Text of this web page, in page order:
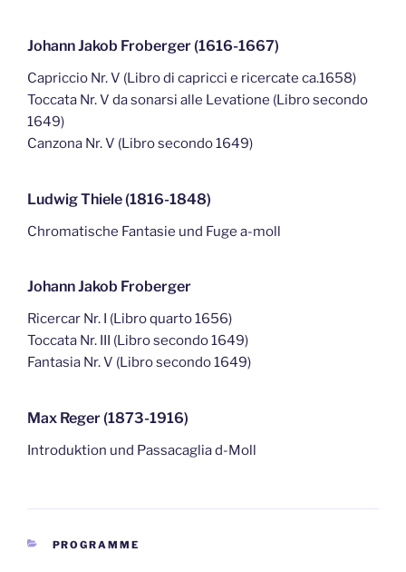
Johann Jakob Froberger (1616-1667)
Capriccio Nr. V (Libro di capricci e ricercate ca.1658)
Toccata Nr. V da sonarsi alle Levatione (Libro secondo
1649)
Canzona Nr. V (Libro secondo 1649)
Ludwig Thiele (1816-1848)
Chromatische Fantasie und Fuge a-moll
Johann Jakob Froberger
Ricercar Nr. I (Libro quarto 1656)
Toccata Nr. III (Libro secondo 1649)
Fantasia Nr. V (Libro secondo 1649)
Max Reger (1873-1916)
Introduktion und Passacaglia d-Moll
KATEGORIEN
PROGRAMME